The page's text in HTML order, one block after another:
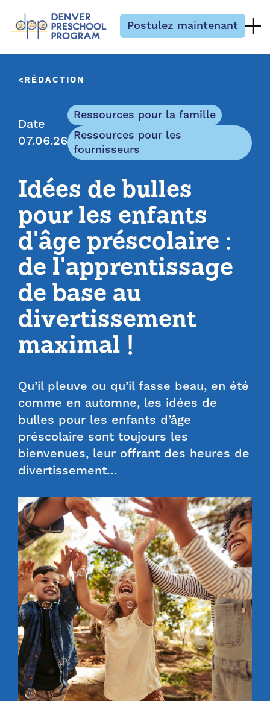
Postulez maintenant
RÉDACTION
Date
07.06.26
Ressources pour la famille
Ressources pour les
fournisseurs
Idées de bulles
pour les enfants
d'âge préscolaire :
de l'apprentissage
de base au
divertissement
maximal !
Qu’il pleuve ou qu’il fasse beau, en été
comme en automne, les idées de
bulles pour les enfants d’âge
préscolaire sont toujours les
bienvenues, leur offrant des heures de
divertissement…